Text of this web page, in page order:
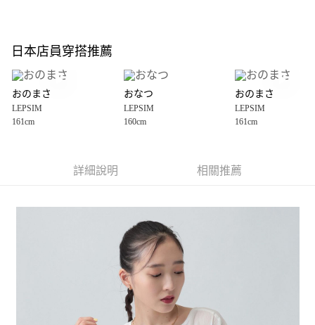
全盈+PAY
大哥付你分期
【大哥付你分期使用說明】
1.本服務由台灣大哥大提供，台灣大哥大用戶可立即使用無須另外申請。
2.付款方式選擇「大哥付你分期」，訂單成立後會自動跳轉到大哥付的交易
3.實際核准額度、可分期數及費用金額請依後續交易確認頁面所載為準。
4.訂單成立30分鐘內，如未前往確認交易或遇審核未通過，訂單將自動取
1.分期款項不併入電信帳單，「大哥付你分期」於每月結算日後寄送繳費提
2.透過簡訊連結打開帳單後，可選擇「超商條碼／台灣大直營門市／銀行轉
帳／街口支付／iPASS MONEY」等通路繳費。
1.本服務係由「台灣大哥大股份有限公司」（以下簡稱本公司）所提供，讓
用戶於交易時，得透過本服務購買商品或服務，並由商店將買賣／分期付款
AFTEE先享後付
３．安心：先確認商品／服務後，再付款。
【「AFTEE先享後付」結帳流程】
１．於結帳方式選擇「AFTEE先享後付」後，將跳轉至「AFTEE先享後付」
結帳頁面，進行簡訊認證並確認金額後，即可完成結帳。
２．訂單成立數日內，您將收到繳費通知簡訊。
３．收到繳費通知簡訊後14天內，點擊此簡訊中的連結，可透過四大超商／
ATM／網路銀行／等多元方式進行付款，方視為交易完成。
※ 請注意：結帳手續完成當下不需立刻繳費，但若您需要取消訂單，請聯絡
購買商品的店家。未經商家同意取消之訂單仍視為有效，需透過AFTEE先享
每筆NT$80，滿NT$1,500(含以上)免運費
每筆NT$80，滿NT$1,500(含以上)免運費
每筆NT$80，滿NT$1,500(含以上)免運費
付款後 7-11取貨
日本店員穿搭推薦
おのまさ
LEPSIM
161cm
おなつ
LEPSIM
160cm
おのまさ
LEPSIM
161cm
詳細說明 相關推薦